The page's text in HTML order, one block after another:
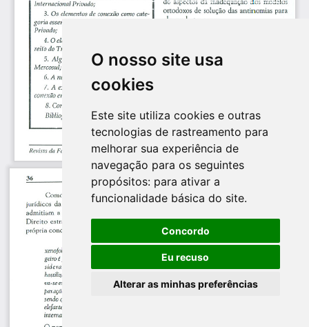
O nosso site usa
cookies
Este site utiliza cookies e outras
tecnologias de rastreamento para
melhorar sua experiência de
navegação para os seguintes
propósitos: para ativar a
funcionalidade básica do site.
Concordo
Eu recuso
Alterar as minhas preferências